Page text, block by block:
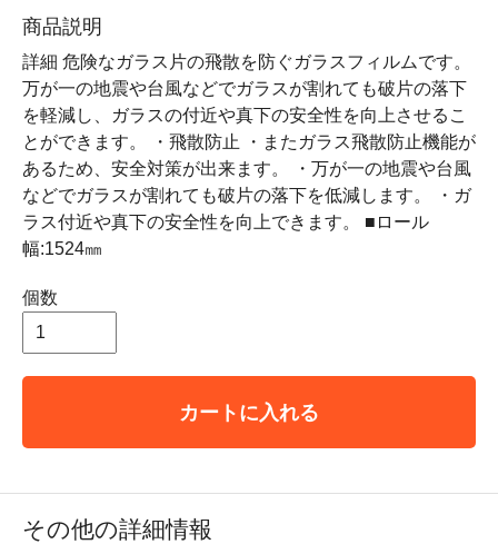
商品説明
詳細 危険なガラス片の飛散を防ぐガラスフィルムです。
万が一の地震や台風などでガラスが割れても破片の落下
を軽減し、ガラスの付近や真下の安全性を向上させるこ
とができます。 ・飛散防止 ・またガラス飛散防止機能が
あるため、安全対策が出来ます。 ・万が一の地震や台風
などでガラスが割れても破片の落下を低減します。 ・ガ
ラス付近や真下の安全性を向上できます。 ■ロール
幅:1524㎜
個数
カートに入れる
その他の詳細情報